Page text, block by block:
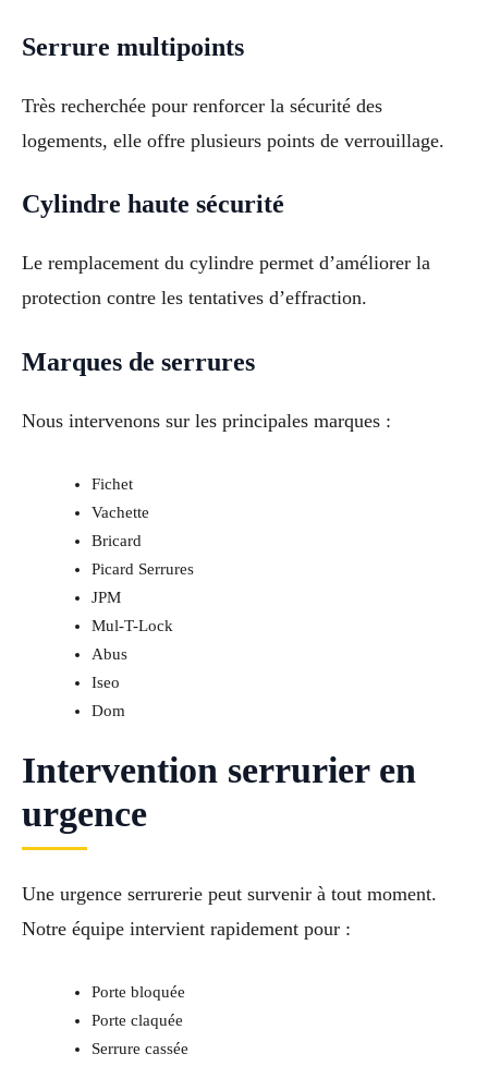
Serrure multipoints
Très recherchée pour renforcer la sécurité des
logements, elle offre plusieurs points de verrouillage.
Cylindre haute sécurité
Le remplacement du cylindre permet d’améliorer la
protection contre les tentatives d’effraction.
Marques de serrures
Nous intervenons sur les principales marques :
Fichet
Vachette
Bricard
Picard Serrures
JPM
Mul-T-Lock
Abus
Iseo
Dom
Intervention serrurier en
urgence
Une urgence serrurerie peut survenir à tout moment.
Notre équipe intervient rapidement pour :
Porte bloquée
Porte claquée
Serrure cassée